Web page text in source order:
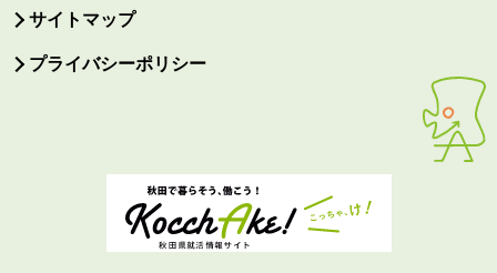
サイトマップ
プライバシーポリシー